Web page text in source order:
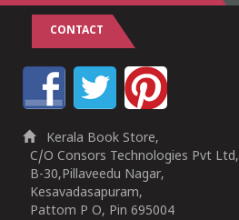
CONTACT
Kerala Book Store,
C/O Consors Technologies Pvt Ltd,
B-30,Pillaveedu Nagar,
Kesavadasapuram,
Pattom P O, Pin 695004